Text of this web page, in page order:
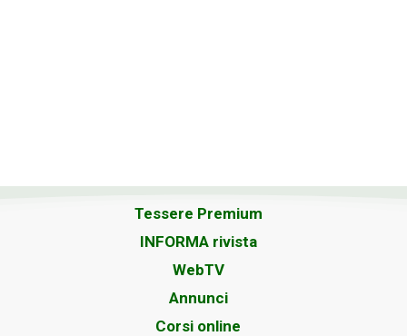
Tessere Premium
INFORMA rivista
WebTV
Annunci
Corsi online